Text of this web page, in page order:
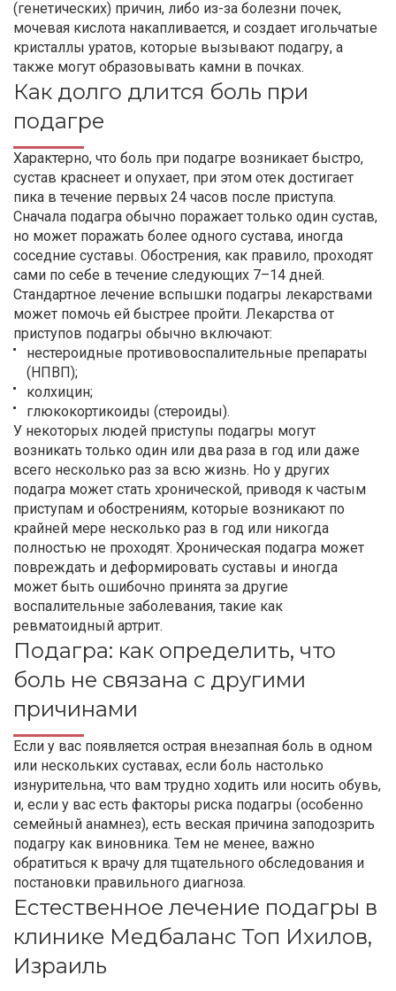
(генетических) причин, либо из-за болезни почек,
мочевая кислота накапливается, и создает игольчатые
кристаллы уратов, которые вызывают подагру, а
также могут образовывать камни в почках.
Как долго длится боль при
подагре
Характерно, что боль при подагре возникает быстро,
сустав краснеет и опухает, при этом отек достигает
пика в течение первых 24 часов после приступа.
Сначала подагра обычно поражает только один сустав,
но может поражать более одного сустава, иногда
соседние суставы. Обострения, как правило, проходят
сами по себе в течение следующих 7–14 дней.
Стандартное лечение вспышки подагры лекарствами
может помочь ей быстрее пройти. Лекарства от
приступов подагры обычно включают:
нестероидные противовоспалительные препараты
(НПВП);
колхицин;
глюкокортикоиды (стероиды).
У некоторых людей приступы подагры могут
возникать только один или два раза в год или даже
всего несколько раз за всю жизнь. Но у других
подагра может стать хронической, приводя к частым
приступам и обострениям, которые возникают по
крайней мере несколько раз в год или никогда
полностью не проходят. Хроническая подагра может
повреждать и деформировать суставы и иногда
может быть ошибочно принята за другие
воспалительные заболевания, такие как
ревматоидный артрит.
Подагра: как определить, что
боль не связана с другими
причинами
Если у вас появляется острая внезапная боль в одном
или нескольких суставах, если боль настолько
изнурительна, что вам трудно ходить или носить обувь,
и, если у вас есть факторы риска подагры (особенно
семейный анамнез), есть веская причина заподозрить
подагру как виновника. Тем не менее, важно
обратиться к врачу для тщательного обследования и
постановки правильного диагноза.
Естественное лечение подагры в
клинике Медбаланс Топ Ихилов,
Израиль